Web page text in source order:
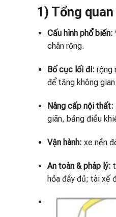
1) Tổng
Cấu hình phổ biến:
chân rộng.
Bố cục lối đi: rộng
để tăng không
Nâng cấp nội thất:
giãn, bảng điều
Vận hành: xe nền
An toàn & pháp lý:
hỏa đầy đủ; tài xế